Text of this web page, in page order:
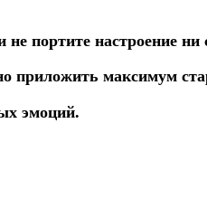
не портите настроение ни
приложить максимум
эмоций.